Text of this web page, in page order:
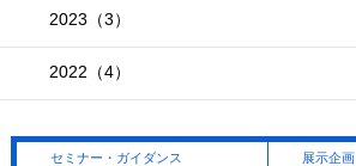
2023（3）
2022（4）
セミナー・ガイダンス
展示企画